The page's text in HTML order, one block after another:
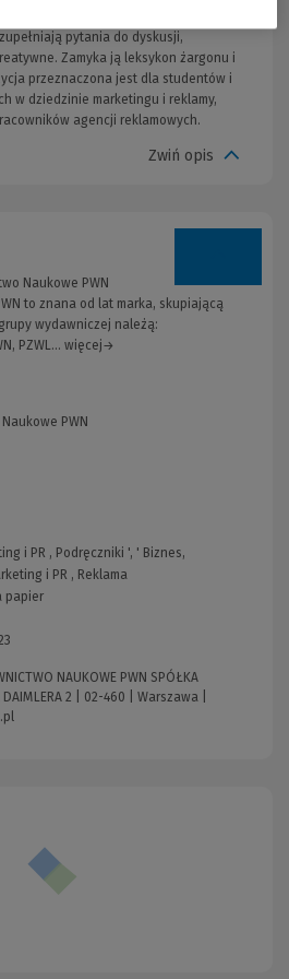
pytania do dyskusji,
Zamyka ją leksykon żargonu i
przeznaczona jest dla studentów i
w dziedzinie marketingu i reklamy,
agencji reklamowych.
Zwiń opis
Naukowe PWN
to znana od lat marka, skupiającą
wydawniczej należą:
PZWL... więcej→
PWN
i PR , Podręczniki ', ' Biznes,
i PR , Reklama
papier
NAUKOWE PWN SPÓŁKA
DAIMLERA 2 | 02-460 | Warszawa |